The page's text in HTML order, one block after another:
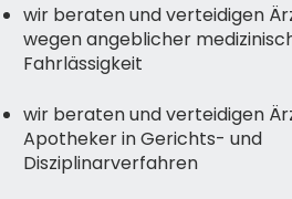
wir beraten und verteidigen
wegen angeblicher
Fahrlässigkeit
wir beraten und verteidigen
Apotheker in Gerichts- und
Disziplinarverfahren